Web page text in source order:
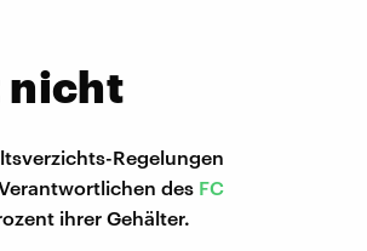
nicht
Regelungen
des FC
ihrer Gehälter.